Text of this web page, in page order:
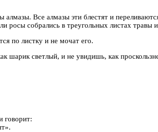
алмазы. Все алмазы эти блестят и
росы собрались в треугольных листах травы
по листку и не мочат его.
шарик светлый, и не увидишь, как
говорит: